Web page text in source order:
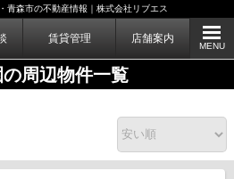
青森市の不動産情報｜株式会社リブエス
賃貸管理 店舗案内
MENU
周辺物件一覧